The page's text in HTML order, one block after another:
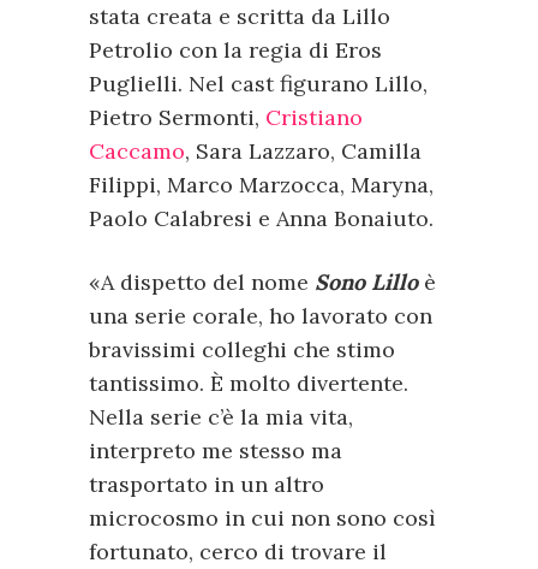
stata creata e scritta da Lillo
Petrolio con la regia di Eros
Puglielli. Nel cast figurano Lillo,
Pietro Sermonti, Cristiano
Caccamo, Sara Lazzaro, Camilla
Filippi, Marco Marzocca, Maryna,
Paolo Calabresi e Anna Bonaiuto.
«A dispetto del nome Sono Lillo è
una serie corale, ho lavorato con
bravissimi colleghi che stimo
tantissimo. È molto divertente.
Nella serie c’è la mia vita,
interpreto me stesso ma
trasportato in un altro
microcosmo in cui non sono così
fortunato, cerco di trovare il